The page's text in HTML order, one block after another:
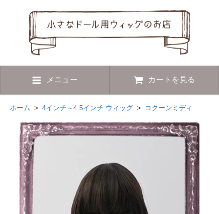
メニュー カートを見る
ホーム > 4インチ～4.5インチ ウィッグ > コクーンミディ